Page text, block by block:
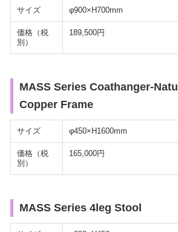
サイズ φ900×H700mm
価格（税
別）
189,500円
MASS Series Coathanger-
Copper Frame
サイズ φ450×H1600mm
価格（税
別）
165,000円
MASS Series 4leg Stool